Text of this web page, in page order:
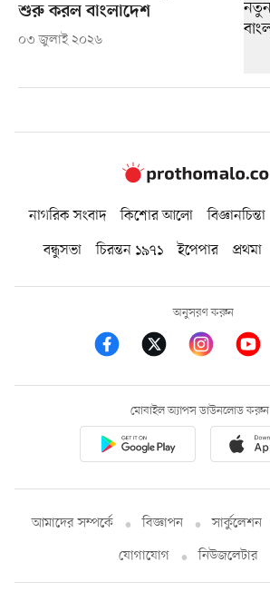
শুরু করল বাংলাদেশ
০৩ জুলাই ২০২৬
নাগরিক সংবাদ কিশোর আলো বিজ্ঞানচিন্তা
বন্ধুসভা
চিরন্তন ১৯৭১ ইপেপার প্রথমা
অনুসরণ করুন
মোবাইল অ্যাপস ডাউনলোড করুন
আমাদের সম্পর্কে বিজ্ঞাপন সার্কুলেশন
যোগাযোগ
নিউজলেটার